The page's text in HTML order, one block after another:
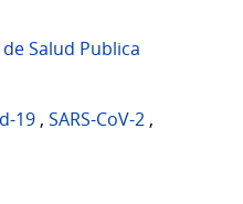
Salud Publica
19 , SARS-CoV-2 ,